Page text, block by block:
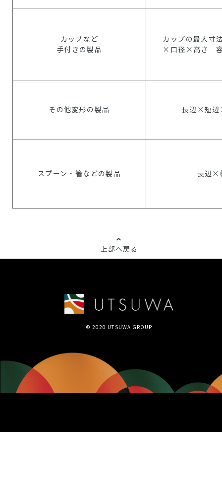
カップなど
手付きの製品
カップの最大寸
×口径×高さ 容
その他変形の製品 長辺×短
スプーン・箸などの製品 長辺×
上部へ戻る
© 2020 UTSUWA GROUP